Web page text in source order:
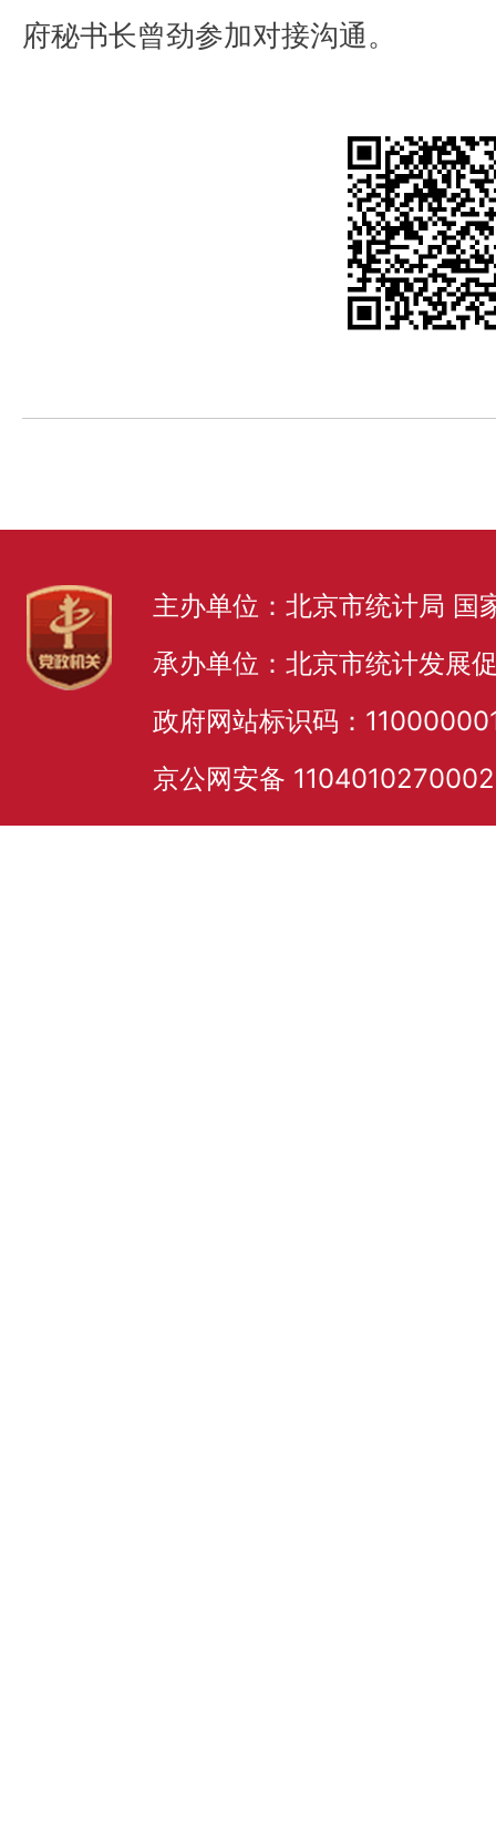
府秘书长曾劲参加对接沟通。
主办单位：北京市统计局 国
承办单位：北京市统计发展
政府网站标识码：
京公网安备